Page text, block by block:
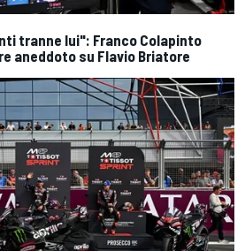
tranne lui": Franco Colapinto
aneddoto su Flavio Briatore